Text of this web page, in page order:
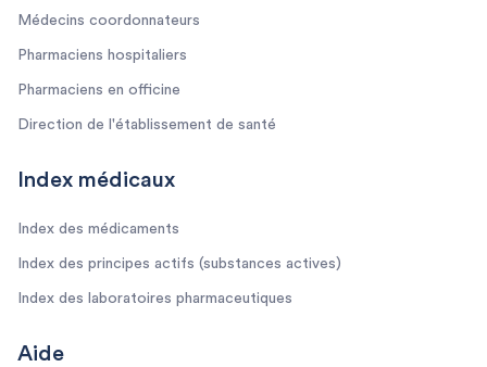
Médecins coordonnateurs
Pharmaciens hospitaliers
Pharmaciens en officine
Direction de l'établissement de santé
Index médicaux
Index des médicaments
Index des principes actifs (substances actives)
Index des laboratoires pharmaceutiques
Aide